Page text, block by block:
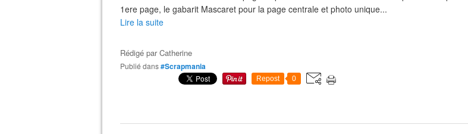
1ere page, le gabarit Mascaret pour la page centrale et photo unique...
Lire la suite
Rédigé parCatherine
Publié dans#Scrapmania
Repost 0